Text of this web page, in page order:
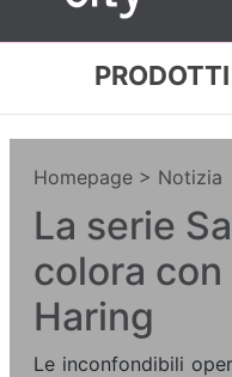
PRODOTTI
Homepage > Notizia
La serie
colora con
Haring
Le inconfondibili